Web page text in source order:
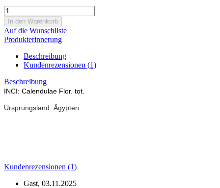
Auf die Wunschliste
Produkterinnerung
Beschreibung
Kundenrezensionen (1)
Beschreibung
INCI: Calendulae Flor. tot.
Ursprungsland: Ägypten
Kundenrezensionen (1)
Gast, 03.11.2025